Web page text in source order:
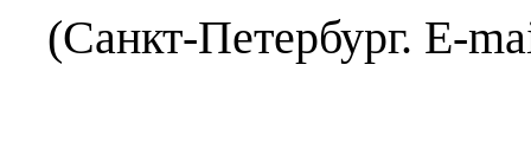
(Санкт-Петербург. E-